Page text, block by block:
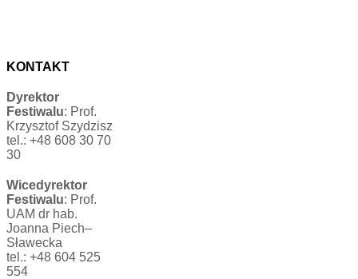
KONTAKT
Dyrektor
Festiwalu: Prof.
Krzysztof Szydzisz
tel.: +48 608 30 70
30
Wicedyrektor
Festiwalu: Prof.
UAM dr hab.
Joanna Piech–
Sławecka
tel.: +48 604 525
554